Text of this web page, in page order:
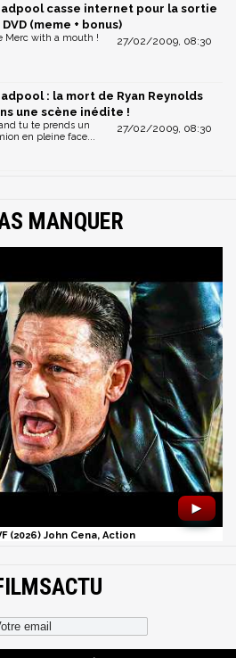
casse internet pour la sortie
DVD (meme + bonus)
27/02/2009, 08:30
Merc with a mouth !
: la mort de Ryan Reynolds
une scène inédite !
27/02/2009, 08:30
tu te prends un
en pleine face...
MANQUER
►
(2026) John Cena, Action